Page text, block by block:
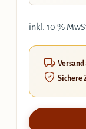
inkl. 10 %
Versand
Sichere